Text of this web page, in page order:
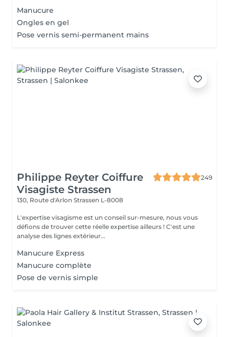
Manucure
Ongles en gel
Pose vernis semi-permanent mains
Philippe Reyter Coiffure
Visagiste Strassen
249
130, Route d'Arlon Strassen L-8008
L'expertise visagisme est un conseil sur-mesure, nous vous
défions de trouver cette réelle expertise ailleurs ! C'est une
analyse des lignes extérieur...
Manucure Express
Manucure complète
Pose de vernis simple